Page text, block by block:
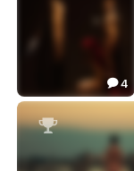
***
15.04
 4
